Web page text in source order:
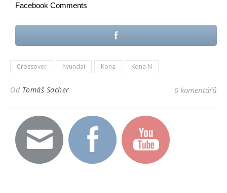
Facebook Comments
Crossover hyundai Kona Kona N
Od Tomáš Sacher 0 komentářů